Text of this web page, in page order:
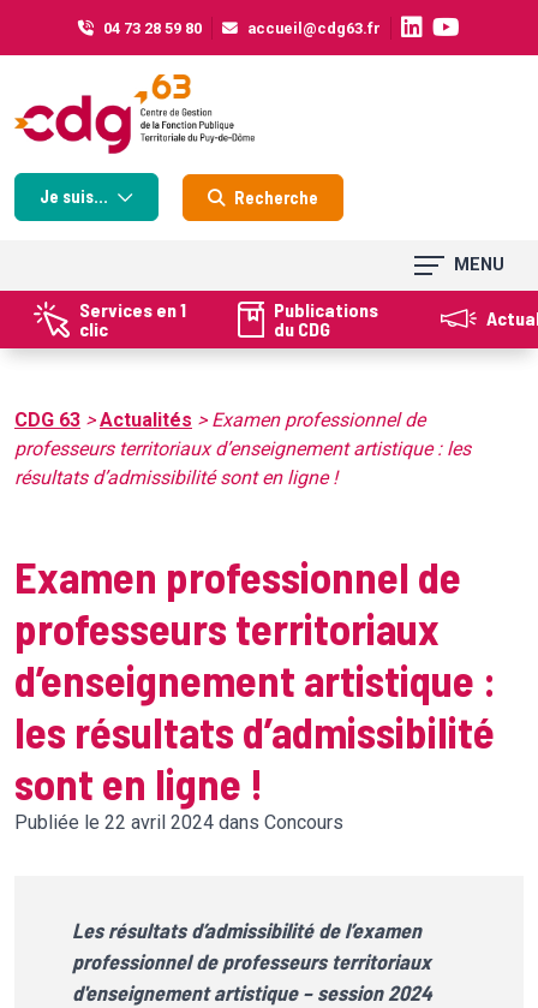
04 73 28 59 80 accueil@cdg63.fr
Je suis... Recherche
MENU
Services en 1
clic
Publications
du CDG
CDG 63 >Actualités > Examen professionnel de
professeurs territoriaux d’enseignement artistique : les
résultats d’admissibilité sont en ligne !
Examen professionnel de
professeurs territoriaux
d’enseignement artistique :
les résultats d’admissibilité
sont en ligne !
Publiée le 22 avril 2024 dans Concours
Les résultats d’admissibilité de l’examen
professionnel de professeurs territoriaux
d'enseignement artistique – session 2024
Cookies management panel